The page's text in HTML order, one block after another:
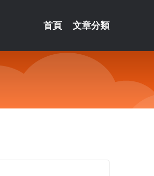
首頁 文章分類